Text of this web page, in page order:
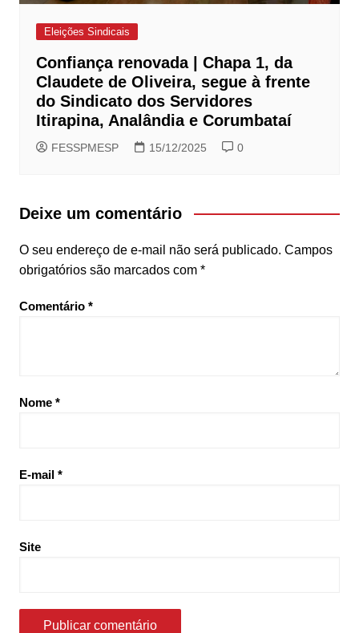
Eleições Sindicais
Confiança renovada | Chapa 1, da
Claudete de Oliveira, segue à frente
do Sindicato dos Servidores
Itirapina, Analândia e Corumbataí
FESSPMESP 15/12/2025 0
Deixe um comentário
O seu endereço de e-mail não será publicado. Campos
obrigatórios são marcados com *
Comentário *
Nome *
E-mail *
Site